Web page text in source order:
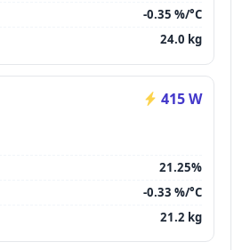
-0.35 %/°C
24.0 kg
415 W
21.25%
-0.33 %/°C
21.2 kg